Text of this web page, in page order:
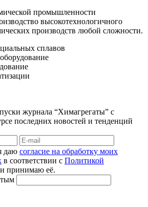
промышленности
высокотехнологичного
производств любой сложности.
сплавов
журнала “Химагрегаты” с
последних новостей и тенденций
даю согласие на обработку моих
в соответствии с Политикой
и принимаю её.